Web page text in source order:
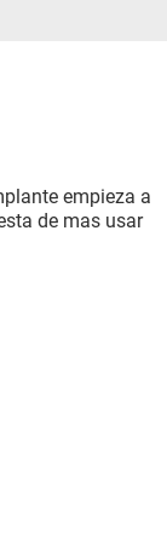
empieza a
de mas usar